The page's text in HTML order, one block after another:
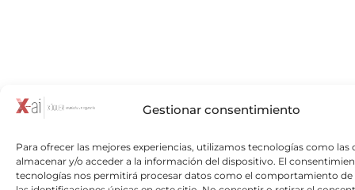
Gestionar consentimiento
Para ofrecer las mejores experiencias, utilizamos tecnologías como las
almacenar y/o acceder a la información del dispositivo. El
tecnologías nos permitirá procesar datos como el comportamiento de